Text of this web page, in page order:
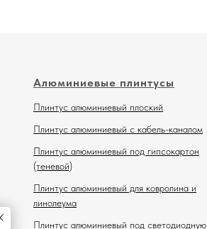
Алюминиевые плинтусы
Плинтус алюминиевый плоский
Плинтус алюминиевый с кабель-каналом
Плинтус алюминиевый под гипсокартон
(теневой)
Плинтус алюминиевый для ковролина и
линолеума
Плинтус алюминиевый под светодиодную